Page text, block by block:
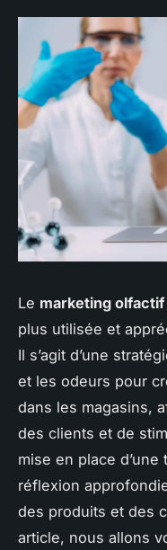
Le marketing olfactif
plus utilisée et
Il s’agit d’une
et les odeurs pour
dans les magasins,
des clients et de
mise en place
réflexion
des produits et des
article, nous allons